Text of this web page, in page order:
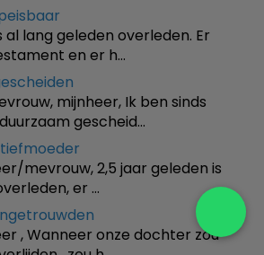
al lang geleden overleden. Er
en er h…
mijnheer, Ik ben sinds
gescheid…
mevrouw, 2,5 jaar geleden is
er …
, Wanneer onze dochter zou